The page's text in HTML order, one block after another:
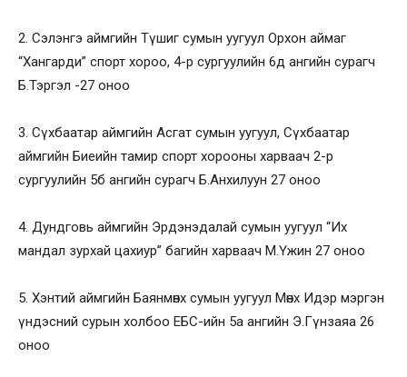
2. Сэлэнгэ аймгийн Түшиг сумын уугуул Орхон аймаг
“Хангарди” спорт хороо, 4-р сургуулийн 6д ангийн сурагч
Б.Тэргэл -27 оноо
3. Сүхбаатар аймгийн Асгат сумын уугуул, Сүхбаатар
аймгийн Биеийн тамир спорт хорооны харваач 2-р
сургуулийн 5б ангийн сурагч Б.Анхилуун 27 оноо
4. Дундговь аймгийн Эрдэнэдалай сумын уугуул “Их
мандал зурхай цахиур” багийн харваач М.Үжин 27 оноо
5. Хэнтий аймгийн Баянмөнх сумын уугуул Мөнх Идэр мэргэн
үндэсний сурын холбоо ЕБС-ийн 5а ангийн Э.Гүнзаяа 26
оноо